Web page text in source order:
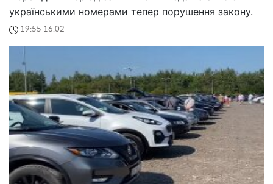
українськими номерами тепер порушення закону.
19:55 16.02